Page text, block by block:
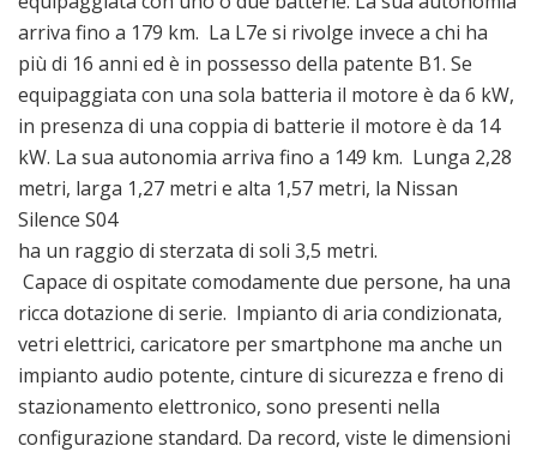
arriva fino a 179 km. La L7e si rivolge invece a chi ha
più di 16 anni ed è in possesso della patente B1. Se
equipaggiata con una sola batteria il motore è da 6 kW,
in presenza di una coppia di batterie il motore è da 14
kW. La sua autonomia arriva fino a 149 km. Lunga 2,28
metri, larga 1,27 metri e alta 1,57 metri, la Nissan
Silence S04
ha un raggio di sterzata di soli 3,5 metri.
Capace di ospitate comodamente due persone, ha una
ricca dotazione di serie. Impianto di aria condizionata,
vetri elettrici, caricatore per smartphone ma anche un
impianto audio potente, cinture di sicurezza e freno di
stazionamento elettronico, sono presenti nella
configurazione standard. Da record, viste le dimensioni